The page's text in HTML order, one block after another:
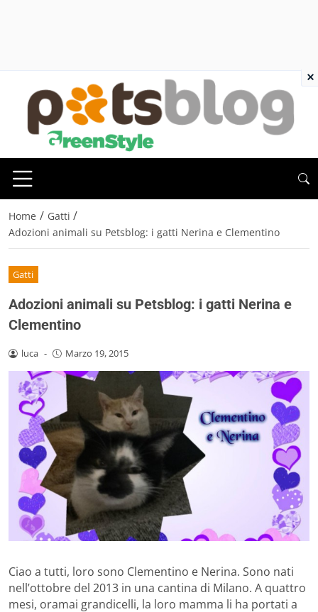
Home / Gatti /
Adozioni animali su Petsblog: i gatti Nerina e Clementino
Gatti
Adozioni animali su Petsblog: i gatti Nerina e
Clementino
luca - Marzo 19, 2015
Ciao a tutti, loro sono Clementino e Nerina. Sono nati
nell’ottobre del 2013 in una cantina di Milano. A quattro
mesi, oramai grandicelli, la loro mamma li ha portati a
×